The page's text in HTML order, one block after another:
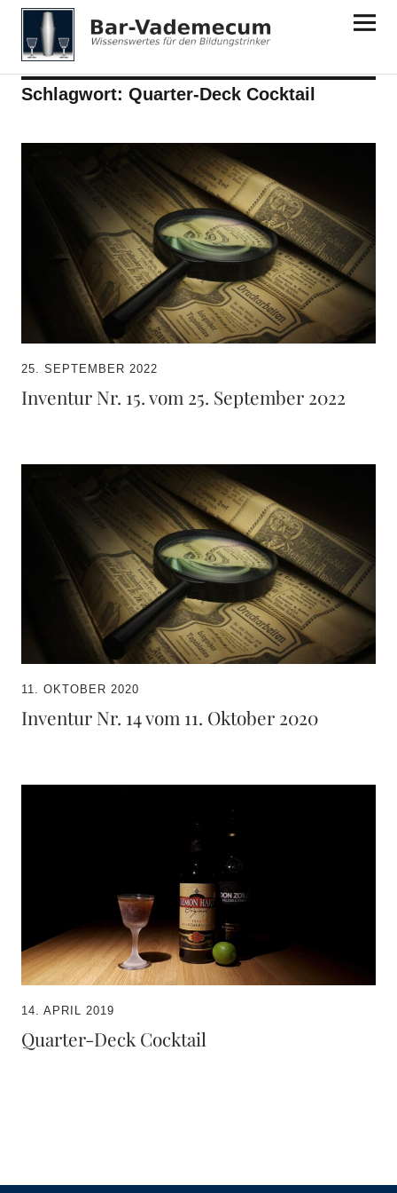
Bar-Vademecum
Schlagwort: Quarter-Deck Cocktail
25. SEPTEMBER 2022
Inventur Nr. 15. vom 25. September 2022
11. OKTOBER 2020
Inventur Nr. 14 vom 11. Oktober 2020
14. APRIL 2019
Quarter-Deck Cocktail